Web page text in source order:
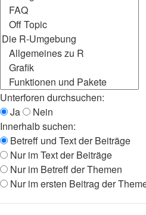
Unterforen durchsuchen:
Ja
Nein
Innerhalb suchen:
Betreff und Text der Beiträge
Nur im Text der Beiträge
Nur im Betreff der Themen
Nur im ersten Beitrag der